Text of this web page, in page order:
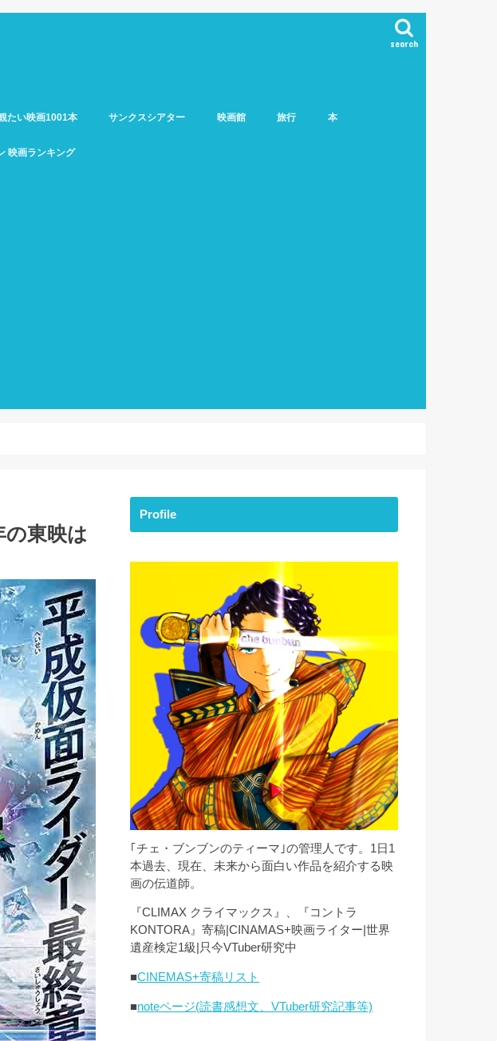
search
たい映画1001本 サンクスシアター 映画館 旅行 本
映画ランキング
東映は
Profile
｢チェ・ブンブンのティーマ｣の管理人です。1日1
本過去、現在、未来から面白い作品を紹介する映
画の伝道師。
『CLIMAX クライマックス』、『コントラ
KONTORA』寄稿|CINAMAS+映画ライター|世界
遺産検定1級|只今VTuber研究中
■CINEMAS+寄稿リスト
■noteページ(読書感想文、VTuber研究記事等)